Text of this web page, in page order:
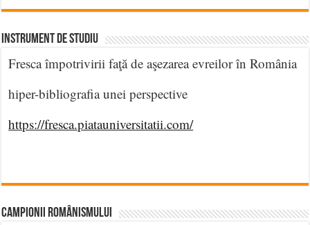
INSTRUMENT DE STUDIU
Fresca împotrivirii faţă de aşezarea evreilor în România
hiper-bibliografia unei perspective
https://fresca.piatauniversitatii.com/
CAMPIONII ROMÂNISMULUI